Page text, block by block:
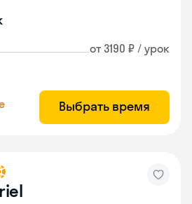
от 3190 ₽ / урок
Выбрать время